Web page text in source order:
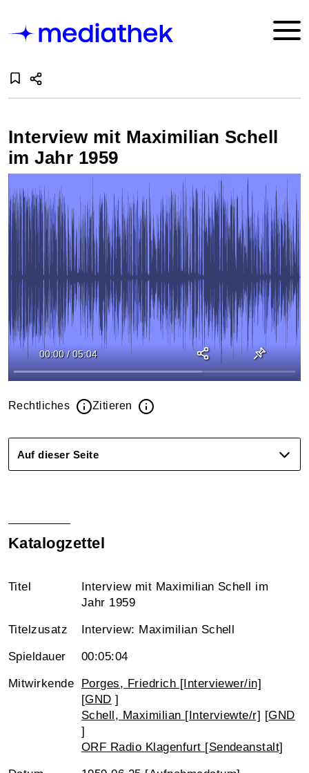
Interview mit Maximilian Schell
im Jahr 1959
00:00 / 05:04
Rechtliches Zitieren
Auf dieser Seite
Katalogzettel
Titel
Interview mit Maximilian Schell im
Jahr 1959
Titelzusatz Interview: Maximilian Schell
Spieldauer 00:05:04
Mitwirkende
Porges, Friedrich [Interviewer/in]
[GND ]
Schell, Maximilian [Interviewte/r] [GND
]
ORF Radio Klagenfurt [Sendeanstalt]